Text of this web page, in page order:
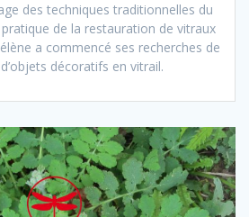
des techniques traditionnelles du
de la restauration de vitraux
a commencé ses recherches de
décoratifs en vitrail.